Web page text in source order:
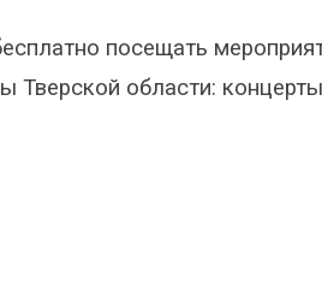
посещать
Тверской области: